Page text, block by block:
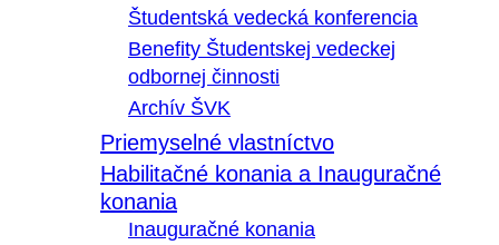
Študentská vedecká konferencia
Benefity Študentskej vedeckej
odbornej činnosti
Archív ŠVK
Priemyselné vlastníctvo
Habilitačné konania a Inauguračné
konania
Inauguračné konania